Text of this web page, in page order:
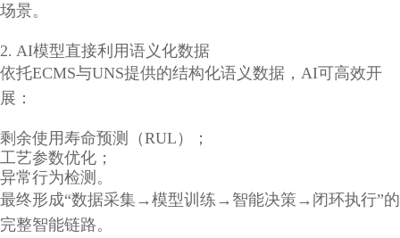
场景。
2. AI模型直接利用语义化数据
依托ECMS与UNS提供的结构化语义数据，AI可高效开
展：
剩余使用寿命预测（RUL）；
工艺参数优化；
异常行为检测。
最终形成“数据采集→模型训练→智能决策→闭环执行”的
完整智能链路。